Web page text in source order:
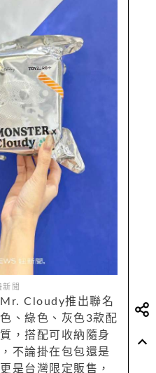
新聞
Cloudy推出聯名
、綠色、灰色3款配
，搭配可收納隨身
不論掛在包包還是
是台灣限定販售，